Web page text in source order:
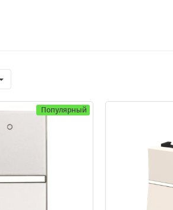
Популярный